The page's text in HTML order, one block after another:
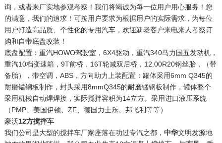
询，或者来厂实地参观考察！我们将竭诚为每一位用户用心服务！您
的满意，我们的追求！可按用户要求为根据用户的实际需求，为每位
用户打造高品质、个性化的专用汽车，欢迎新老客户来电来人考察订
购和自带底盘改装！
底盘配置：重汽HOWO驾驶室，6X4驱动，重汽340马力国五发动机，
重汽10档变速箱，9T前桥，16T轮减双后桥，12.00R20钢丝胎，（带
备胎），带空调，ABS，方向助力上装配置：罐体采用6mm Q345的
耐磨锰钢板制作，封头采用8mmQ345的耐磨锰钢板制作，罐体整个
采用机械自动焊焊接，实际搅拌容积为14立方。采用进口液压系统
（PMP、美国伊顿、ZF、德国力士乐、邦飞利等等）
豪沃12方搅拌车
我们公司是大型的搅拌车厂家座落在功过专汽之都， 中华文明发源地